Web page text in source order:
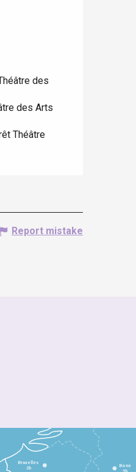
des
des Arts
Théâtre
Report mistake
Bruxelles
3h Bonn